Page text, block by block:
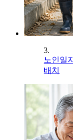
3.
노인일
배치